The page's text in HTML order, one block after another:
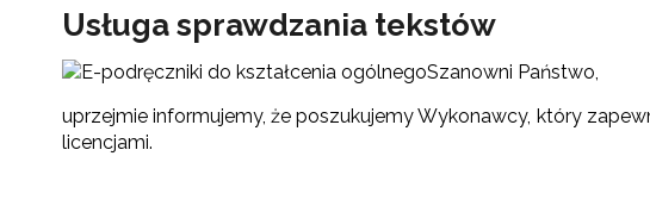
Usługa sprawdzania tekstów
Szanowni Państwo,
uprzejmie informujemy, że poszukujemy Wykonawcy, który
licencjami.